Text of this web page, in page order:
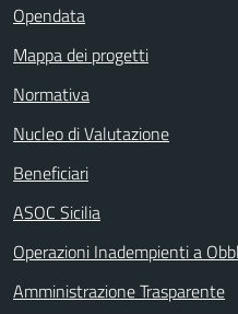
Opendata
Mappa dei progetti
Normativa
Nucleo di Valutazione
Beneficiari
ASOC Sicilia
Operazioni Inadempienti a
Amministrazione Trasparente